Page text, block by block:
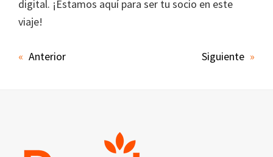
digital. ¡Estamos aquí para ser tu socio en este
viaje!
« Anterior Siguiente »